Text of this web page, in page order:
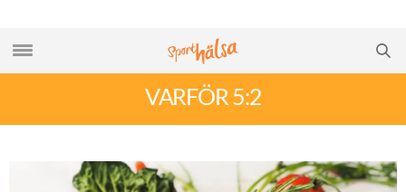
VARFÖR 5:2